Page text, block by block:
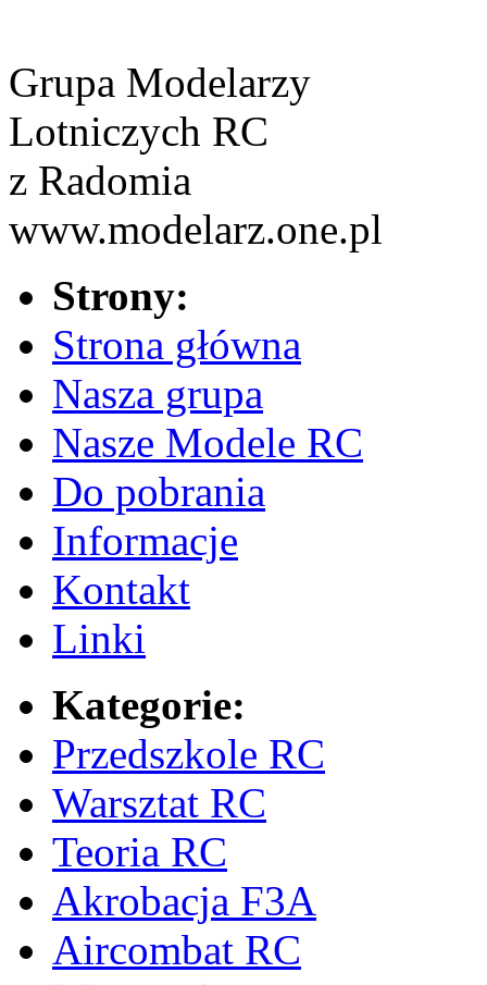
Grupa Modelarzy
Lotniczych RC
z Radomia
www.modelarz.one.pl
Strony:
Strona główna
Nasza grupa
Nasze Modele RC
Do pobrania
Informacje
Kontakt
Linki
Kategorie:
Przedszkole RC
Warsztat RC
Teoria RC
Akrobacja F3A
Aircombat RC